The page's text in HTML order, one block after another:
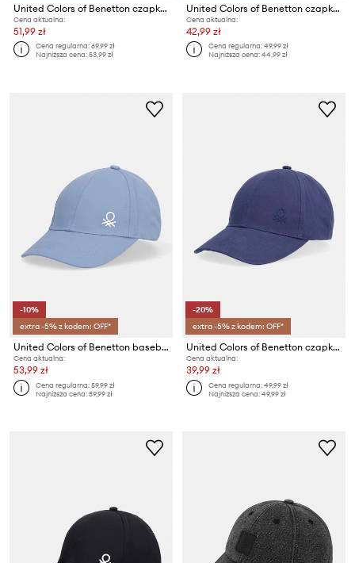
United Colors of Benetton czapka z daszkiem dziecięca bawełniana
Cena aktualna:
51,99 zł
Cena regularna:69,99 zł
Najniższa cena:53,99 zł
United Colors of Benetton czapka z daszkiem dziecięca bawełniana
Cena aktualna:
42,99 zł
Cena regularna:49,99 zł
Najniższa cena:44,99 zł
-10%
extra -5% z kodem: OFF*
United Colors of Benetton baseball cap dziecięca bawełniana
Cena aktualna:
53,99 zł
Cena regularna:59,99 zł
Najniższa cena:59,99 zł
-20%
extra -5% z kodem: OFF*
United Colors of Benetton czapka z daszkiem dziecięca bawełniana
Cena aktualna:
39,99 zł
Cena regularna:49,99 zł
Najniższa cena:49,99 zł